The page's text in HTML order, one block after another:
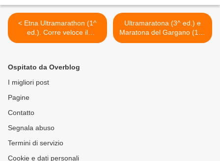
< Etna Ultramarathon (1^
ed.). Corre veloce il
progetto di
Ultramaratona (3^ ed.) e
Maratona del Gargano (11^
ed.). Il prossimo 14 giugno
Ospitato da Overblog
I migliori post
Pagine
Contatto
Segnala abuso
Termini di servizio
Cookie e dati personali